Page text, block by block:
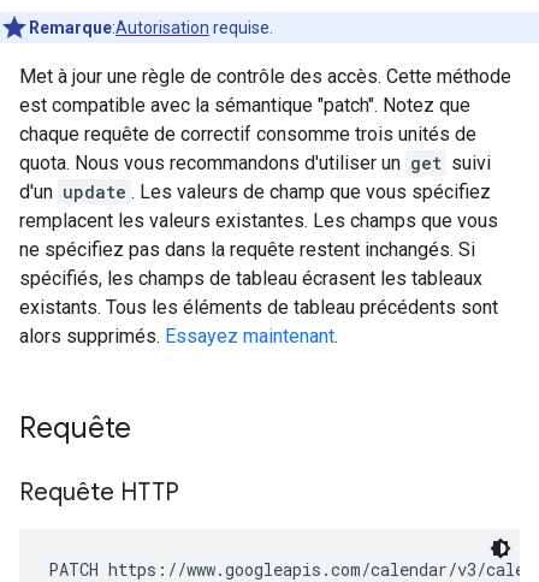
Remarque:Autorisation requise.
Met à jour une règle de contrôle des accès. Cette méthode
est compatible avec la sémantique "patch". Notez que
chaque requête de correctif consomme trois unités de
quota. Nous vous recommandons d'utiliser un get suivi
d'un update . Les valeurs de champ que vous spécifiez
remplacent les valeurs existantes. Les champs que vous
ne spécifiez pas dans la requête restent inchangés. Si
spécifiés, les champs de tableau écrasent les tableaux
existants. Tous les éléments de tableau précédents sont
alors supprimés. Essayez maintenant.
Requête
Requête HTTP
PATCH https://www.googleapis.com/calendar/v3/